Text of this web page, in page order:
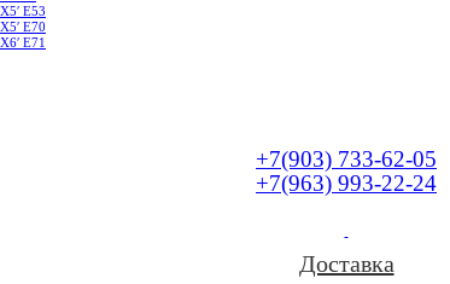
Х5′ E53
X5′ E70
X6′ E71
+7(903) 733-62-05
+7(963) 993-22-24
Доставка